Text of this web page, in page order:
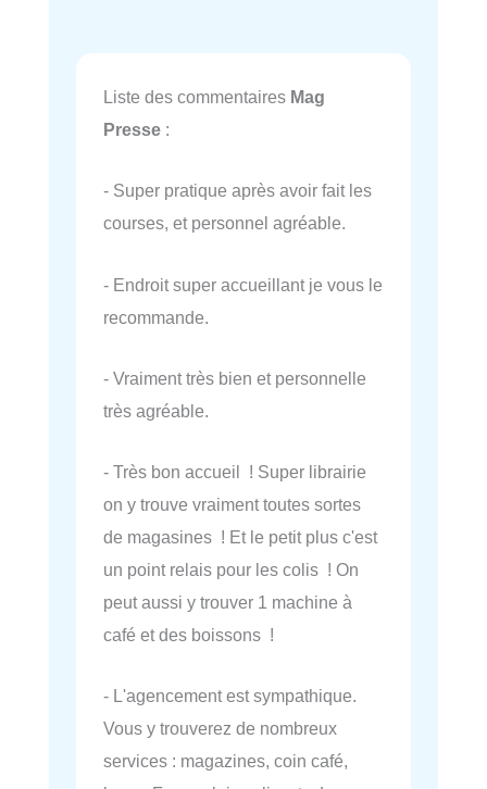
Liste des commentaires Mag
Presse :
- Super pratique après avoir fait les
courses, et personnel agréable.
- Endroit super accueillant je vous le
recommande.
- Vraiment très bien et personnelle
très agréable.
- Très bon accueil ! Super librairie
on y trouve vraiment toutes sortes
de magasines ! Et le petit plus c'est
un point relais pour les colis ! On
peut aussi y trouver 1 machine à
café et des boissons !
- L'agencement est sympathique.
Vous y trouverez de nombreux
services : magazines, coin café,